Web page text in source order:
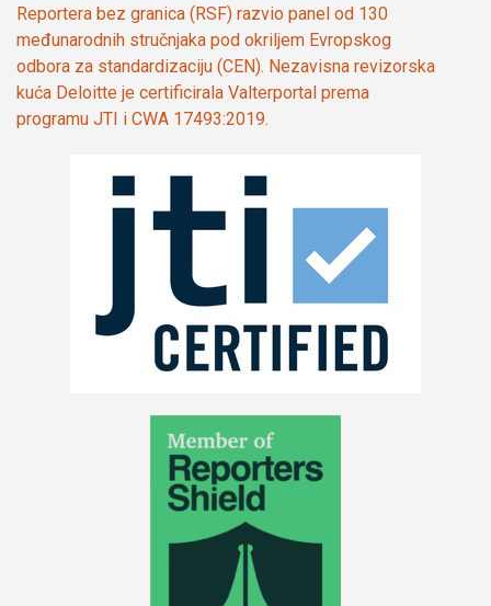
Reportera bez granica (RSF) razvio panel od 130
međunarodnih stručnjaka pod okriljem Evropskog
odbora za standardizaciju (CEN). Nezavisna revizorska
kuća Deloitte je certificirala Valterportal prema
programu JTI i CWA 17493:2019.